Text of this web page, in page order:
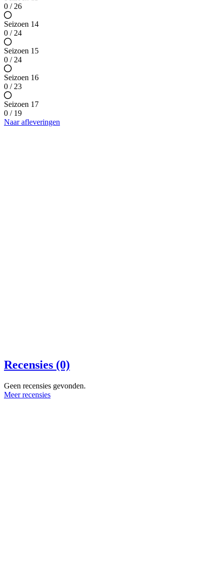
0 / 26
Seizoen 14
0 / 24
Seizoen 15
0 / 24
Seizoen 16
0 / 23
Seizoen 17
0 / 19
Naar afleveringen
Recensies (0)
Geen recensies gevonden.
Meer recensies